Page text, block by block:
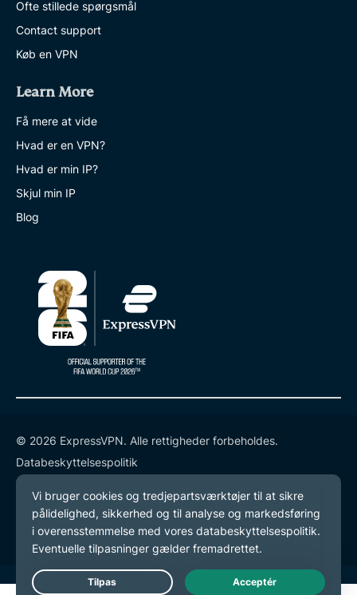
Ofte stillede spørgsmål
Contact support
Køb en VPN
Learn More
Få mere at vide
Hvad er en VPN?
Hvad er min IP?
Skjul min IP
Blog
© 2026 ExpressVPN. Alle rettigheder forbeholdes.
Databeskyttelsespolitik
Tjenestevilkår
Cookie-præferencer